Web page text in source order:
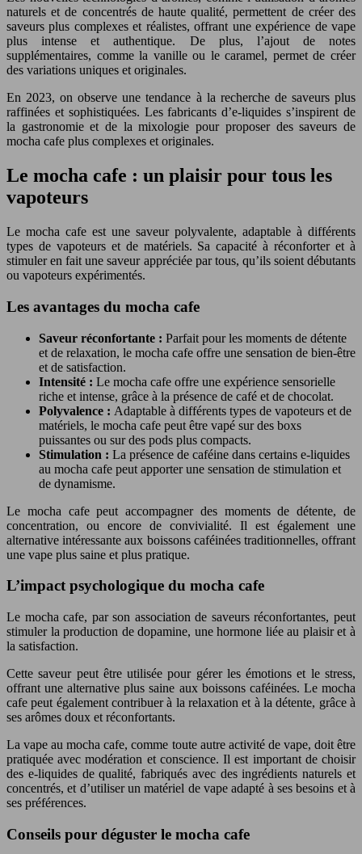
naturels et de concentrés de haute qualité, permettent de créer des
saveurs plus complexes et réalistes, offrant une expérience de vape
plus intense et authentique. De plus, l’ajout de notes
supplémentaires, comme la vanille ou le caramel, permet de créer
des variations uniques et originales.
En 2023, on observe une tendance à la recherche de saveurs plus
raffinées et sophistiquées. Les fabricants d’e-liquides s’inspirent de
la gastronomie et de la mixologie pour proposer des saveurs de
mocha cafe plus complexes et originales.
Le mocha cafe : un plaisir pour tous les
vapoteurs
Le mocha cafe est une saveur polyvalente, adaptable à différents
types de vapoteurs et de matériels. Sa capacité à réconforter et à
stimuler en fait une saveur appréciée par tous, qu’ils soient débutants
ou vapoteurs expérimentés.
Les avantages du mocha cafe
Saveur réconfortante : Parfait pour les moments de détente
et de relaxation, le mocha cafe offre une sensation de bien-être
et de satisfaction.
Intensité : Le mocha cafe offre une expérience sensorielle
riche et intense, grâce à la présence de café et de chocolat.
Polyvalence : Adaptable à différents types de vapoteurs et de
matériels, le mocha cafe peut être vapé sur des boxs
puissantes ou sur des pods plus compacts.
Stimulation : La présence de caféine dans certains e-liquides
au mocha cafe peut apporter une sensation de stimulation et
de dynamisme.
Le mocha cafe peut accompagner des moments de détente, de
concentration, ou encore de convivialité. Il est également une
alternative intéressante aux boissons caféinées traditionnelles, offrant
une vape plus saine et plus pratique.
L’impact psychologique du mocha cafe
Le mocha cafe, par son association de saveurs réconfortantes, peut
stimuler la production de dopamine, une hormone liée au plaisir et à
la satisfaction.
Cette saveur peut être utilisée pour gérer les émotions et le stress,
offrant une alternative plus saine aux boissons caféinées. Le mocha
cafe peut également contribuer à la relaxation et à la détente, grâce à
ses arômes doux et réconfortants.
La vape au mocha cafe, comme toute autre activité de vape, doit être
pratiquée avec modération et conscience. Il est important de choisir
des e-liquides de qualité, fabriqués avec des ingrédients naturels et
concentrés, et d’utiliser un matériel de vape adapté à ses besoins et à
ses préférences.
Conseils pour déguster le mocha cafe